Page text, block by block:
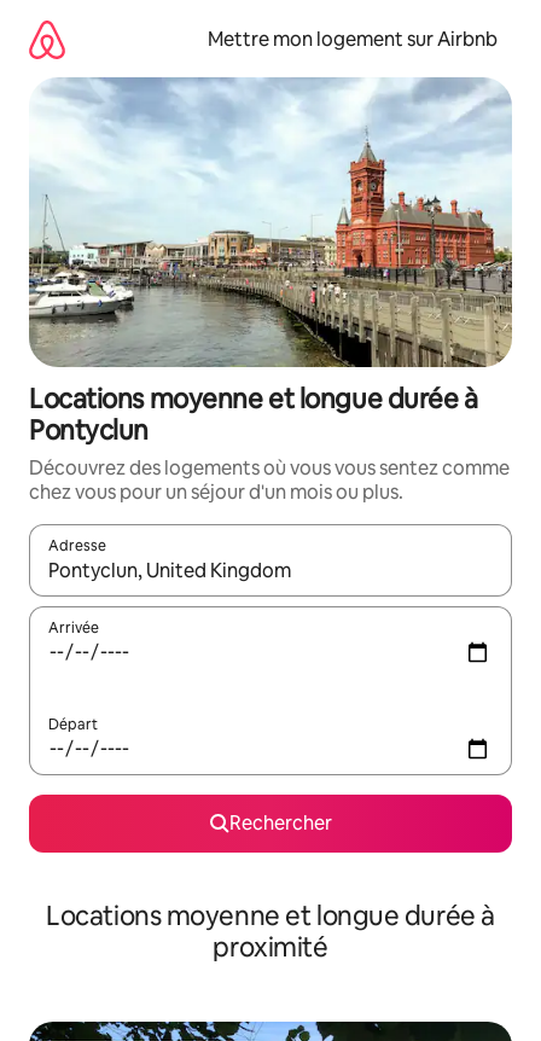
directement
contenu
Mettre mon logement sur Airbnb
Locations moyenne et longue durée à
Pontyclun
Découvrez des logements où vous vous sentez comme
chez vous pour un séjour d'un mois ou plus.
Adresse
Lorsque les résultats s'affichent, utilisez les flèches vers le
Arrivée
Départ
Rechercher
Locations moyenne et longue durée à
proximité